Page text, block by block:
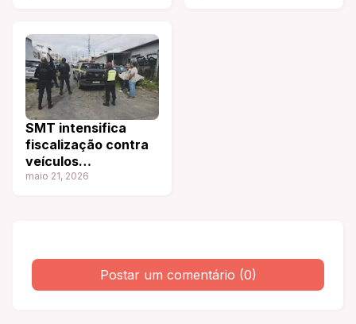
SMT intensifica
fiscalização contra
veículos
abandonados em
maio 21, 2026
Postar um comentário (0)